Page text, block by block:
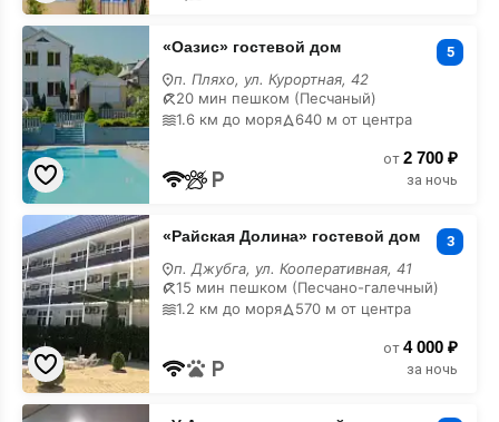
«Оазис»
гостевой
дом
с
бассейном
«Оазис» гостевой дом 5
п. Пляхо, ул. Курортная, 42
20 мин пешком (Песчаный)
1.6 км до моря
640 м от центра
от 2 700 ₽
за ночь
«Райская
Долина»
гостевой
дом
с
бассейном
«Райская Долина» гостевой дом 3
п. Джубга, ул. Кооперативная, 41
15 мин пешком (Песчано-галечный)
1.2 км до моря
570 м от центра
от 4 000 ₽
за ночь
«У